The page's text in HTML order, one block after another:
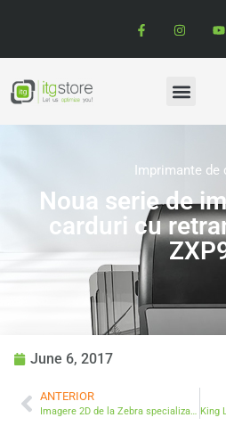
Imprimante de
Noua serie de
carduri cu
June 6, 2017
ANTERIOR
Imagere 2D de la Zebra specializate in Retail